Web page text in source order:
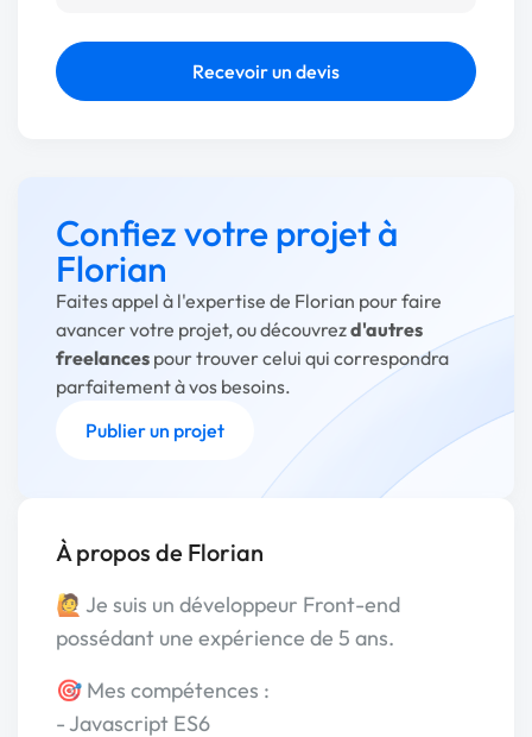
Recevoir un devis
Confiez votre projet à
Florian
Faites appel à l'expertise de Florian pour faire
avancer votre projet, ou découvrezd'autres
freelances pour trouver celui qui correspondra
parfaitement à vos besoins.
Publier un projet
À propos de Florian
🙋 Je suis un développeur Front-end
possédant une expérience de 5 ans.
🎯 Mes compétences :
- Javascript ES6